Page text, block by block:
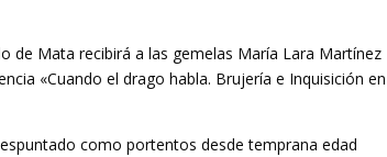
de Mata recibirá a las gemelas María Lara Martínez
«Cuando el drago habla. Brujería e Inquisición en
como portentos desde temprana edad